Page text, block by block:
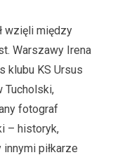
wzięli między
Warszawy Irena
klubu KS Ursus
Tucholski,
fotograf
– historyk,
piłkarze